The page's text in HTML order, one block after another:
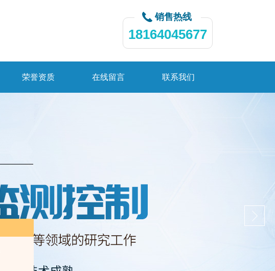
销售热线
18164045677
荣誉资质 在线留言 联系我们